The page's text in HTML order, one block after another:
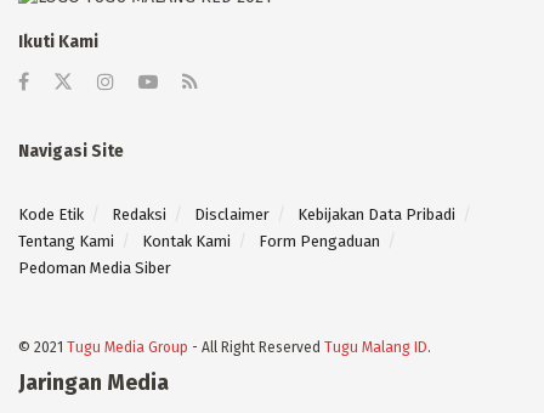
Ikuti Kami
Navigasi Site
Kode Etik Redaksi Disclaimer
Kebijakan Data Pribadi
Tentang Kami
Kontak Kami
Form Pengaduan
Pedoman Media Siber
© 2021 Tugu Media Group - All Right Reserved Tugu Malang ID.
Jaringan Media